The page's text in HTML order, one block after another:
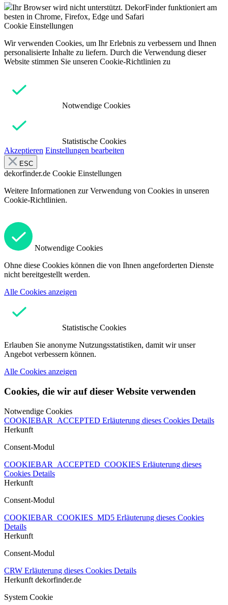
Ihr Browser wird nicht unterstützt. DekorFinder funktioniert am
besten in Chrome, Firefox, Edge und Safari
Cookie Einstellungen
Wir verwenden Cookies, um Ihr Erlebnis zu verbessern und Ihnen
personalisierte Inhalte zu liefern. Durch die Verwendung dieser
Website stimmen Sie unseren Cookie-Richtlinien zu
Notwendige Cookies
Statistische Cookies
Akzeptieren Einstellungen bearbeiten
ESC
dekorfinder.de Cookie Einstellungen
Weitere Informationen zur Verwendung von Cookies in unseren
Cookie-Richtlinien.
Notwendige Cookies
Ohne diese Cookies können die von Ihnen angeforderten Dienste
nicht bereitgestellt werden.
Alle Cookies anzeigen
Statistische Cookies
Erlauben Sie anonyme Nutzungsstatistiken, damit wir unser
Angebot verbessern können.
Alle Cookies anzeigen
Cookies, die wir auf dieser Website verwenden
Notwendige Cookies
COOKIEBAR_ACCEPTED Erläuterung dieses Cookies Details
Herkunft
Consent-Modul
COOKIEBAR_ACCEPTED_COOKIES Erläuterung dieses
Cookies Details
Herkunft
Consent-Modul
COOKIEBAR_COOKIES_MD5 Erläuterung dieses Cookies
Details
Herkunft
Consent-Modul
CRW Erläuterung dieses Cookies Details
Herkunft dekorfinder.de
System Cookie